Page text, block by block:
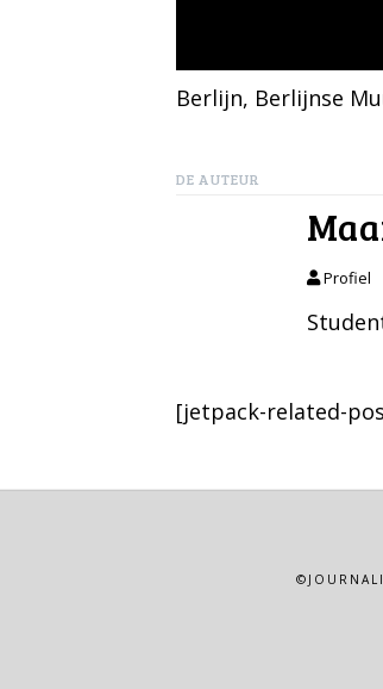
Berlijn, Berlijnse
DE AUTEUR
Profiel
[jetpack-related-